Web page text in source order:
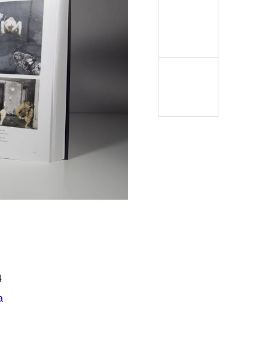
RECEPTY PRO
KLIMA